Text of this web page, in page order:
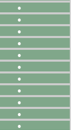
●
●
●
●
●
●
●
●
●
●
●